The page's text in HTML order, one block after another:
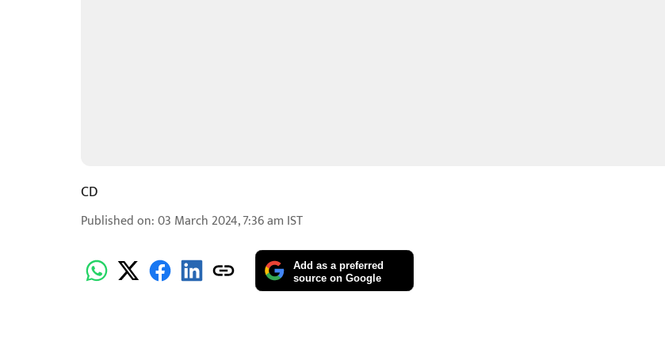
CD
Published on:03 March 2024, 7:36 am IST
Add as a preferred
source on Google